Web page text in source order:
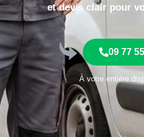
et devis clair pour
09 77
À votre entière